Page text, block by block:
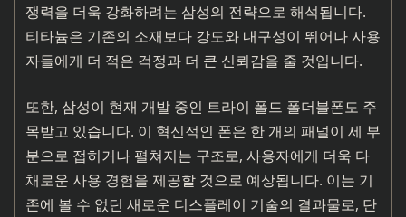
쟁력을 더욱 강화하려는 삼성의 전략으로 해석됩니다.
티타늄은 기존의 소재보다 강도와 내구성이 뛰어나 사용
자들에게 더 적은 걱정과 더 큰 신뢰감을 줄 것입니다.
또한, 삼성이 현재 개발 중인 트라이 폴드 폴더블폰도 주
목받고 있습니다. 이 혁신적인 폰은 한 개의 패널이 세 부
분으로 접히거나 펼쳐지는 구조로, 사용자에게 더욱 다
채로운 사용 경험을 제공할 것으로 예상됩니다. 이는 기
존에 볼 수 없던 새로운 디스플레이 기술의 결과물로, 단